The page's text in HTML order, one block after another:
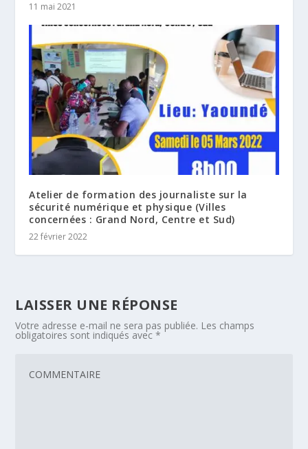
11 mai 2021
Atelier de formation des journaliste sur la
sécurité numérique et physique (Villes
concernées : Grand Nord, Centre et Sud)
22 février 2022
LAISSER UNE RÉPONSE
Votre adresse e-mail ne sera pas publiée. Les champs
obligatoires sont indiqués avec*